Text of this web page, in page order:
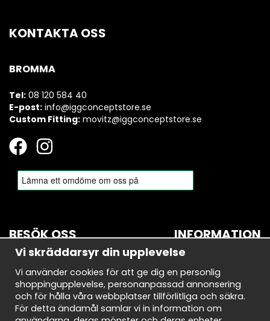
KONTAKTA OSS
BROMMA
Tel: 08 120 584 40
E-post: info@iggconceptstore.se
Custom Fitting: movitz@iggconceptstore.se
BESÖK OSS
Bryggerivägen 10
168 67 Bromma
Öppettider:
INFORMATION
Nyhetsbrev
Avtalskund
Demodagar
Integritetspolicy
Vi skräddarsyr din upplevelse
Vi använder cookies för att ge dig en personlig
shoppingupplevelse, personanpassad annonsering
och för hålla våra webbplatser tillförlitliga och säkra.
För detta ändamål samlar vi in information om